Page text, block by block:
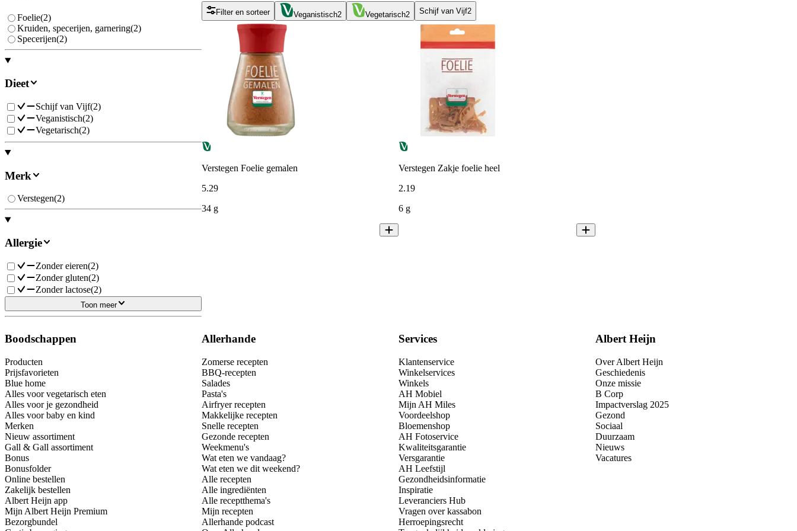
Foelie(2)
Kruiden, specerijen, garnering(2)
Specerijen(2)
Dieet
Schijf van Vijf(2)
Veganistisch(2)
Vegetarisch(2)
Merk
Verstegen(2)
Allergie
Zonder eieren(2)
Zonder gluten(2)
Zonder lactose(2)
Toon meer
Filter en sorteer Veganistisch2 Vegetarisch2 Schijf van Vijf2
Verstegen Foelie gemalen
5.29
34 g
Verstegen Zakje foelie heel
2.19
6 g
Boodschappen
Producten
Prijsfavorieten
Blue home
Alles voor vegetarisch eten
Alles voor je gezondheid
Alles voor baby en kind
Merken
Nieuw assortiment
Gall & Gall assortiment
Bonus
Bonusfolder
Online bestellen
Zakelijk bestellen
Albert Heijn app
Mijn Albert Heijn Premium
Bezorgbundel
Allerhande
Zomerse recepten
BBQ-recepten
Salades
Pasta's
Airfryer recepten
Makkelijke recepten
Snelle recepten
Gezonde recepten
Weekmenu's
Wat eten we vandaag?
Wat eten we dit weekend?
Alle recepten
Alle ingrediënten
Alle receptthema's
Mijn recepten
Allerhande podcast
Services
Klantenservice
Winkelservices
Winkels
AH Mobiel
Mijn AH Miles
Voordeelshop
Bloemenshop
AH Fotoservice
Kwaliteitsgarantie
Versgarantie
AH Leefstijl
Gezondheidsinformatie
Inspiratie
Leveranciers Hub
Vragen over kassabon
Herroepingsrecht
Albert Heijn
Over Albert Heijn
Geschiedenis
Onze missie
B Corp
Impactverslag 2025
Gezond
Sociaal
Duurzaam
Nieuws
Vacatures